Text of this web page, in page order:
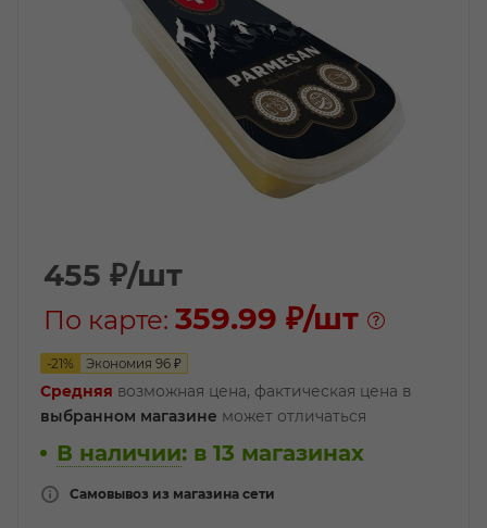
455 ₽/шт
По карте: 359.99 ₽/шт
-21% Экономия 96 ₽
Средняя возможная цена, фактическая цена в
выбранном магазине может отличаться
В наличии: в 13 магазинах
Самовывоз из магазина сети